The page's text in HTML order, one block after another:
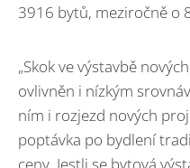
3916 bytů, meziročně o
„Skok ve výstavbě
ovlivněn i nízkým
ním i rozjezd nových
poptávka po bydlení